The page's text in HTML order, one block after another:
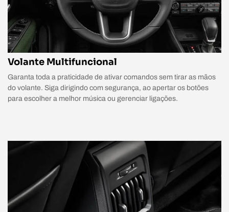
Volante Multifuncional
Garanta toda a praticidade de ativar comandos sem tirar as mãos
do volante. Siga dirigindo com segurança, ao apertar os botões
para escolher a melhor música ou gerenciar ligações.